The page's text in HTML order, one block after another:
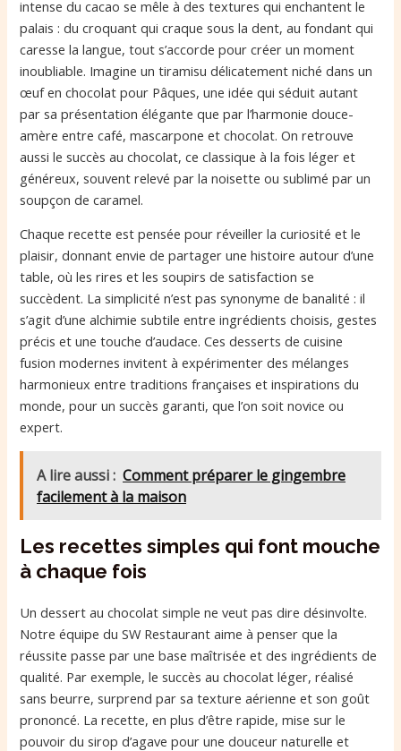
intense du cacao se mêle à des textures qui enchantent le
palais : du croquant qui craque sous la dent, au fondant qui
caresse la langue, tout s’accorde pour créer un moment
inoubliable. Imagine un tiramisu délicatement niché dans un
œuf en chocolat pour Pâques, une idée qui séduit autant
par sa présentation élégante que par l’harmonie douce-
amère entre café, mascarpone et chocolat. On retrouve
aussi le succès au chocolat, ce classique à la fois léger et
généreux, souvent relevé par la noisette ou sublimé par un
soupçon de caramel.
Chaque recette est pensée pour réveiller la curiosité et le
plaisir, donnant envie de partager une histoire autour d’une
table, où les rires et les soupirs de satisfaction se
succèdent. La simplicité n’est pas synonyme de banalité : il
s’agit d’une alchimie subtile entre ingrédients choisis, gestes
précis et une touche d’audace. Ces desserts de cuisine
fusion modernes invitent à expérimenter des mélanges
harmonieux entre traditions françaises et inspirations du
monde, pour un succès garanti, que l’on soit novice ou
expert.
A lire aussi : Comment préparer le gingembre
facilement à la maison
Les recettes simples qui font mouche
à chaque fois
Un dessert au chocolat simple ne veut pas dire désinvolte.
Notre équipe du SW Restaurant aime à penser que la
réussite passe par une base maîtrisée et des ingrédients de
qualité. Par exemple, le succès au chocolat léger, réalisé
sans beurre, surprend par sa texture aérienne et son goût
prononcé. La recette, en plus d’être rapide, mise sur le
pouvoir du sirop d’agave pour une douceur naturelle et